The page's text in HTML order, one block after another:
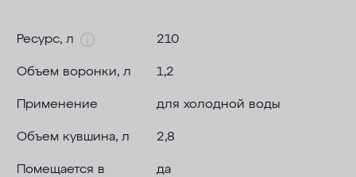
Ресурс, л 210
Объем воронки, л 1,2
Применение для холодной воды
Объем кувшина, л 2,8
Помещается в
да